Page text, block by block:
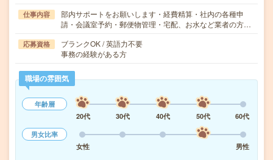
仕事内容
部内サポートをお願いします・経費精算・社内の各種申
請・会議室予約・郵便物管理・宅配、お水など業者の方…
応募資格
ブランクOK / 英語力不要
事務の経験がある方
職場の雰囲気
年齢層
20代
30代 40代 50代
60代
男女比率
女性
男性